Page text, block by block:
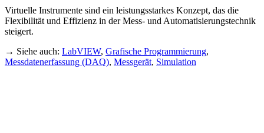
Virtuelle Instrumente sind ein leistungsstarkes Konzept, das die
Flexibilität und Effizienz in der Mess- und Automatisierungstechnik
steigert.
→ Siehe auch: LabVIEW, Grafische Programmierung,
Messdatenerfassung (DAQ), Messgerät, Simulation